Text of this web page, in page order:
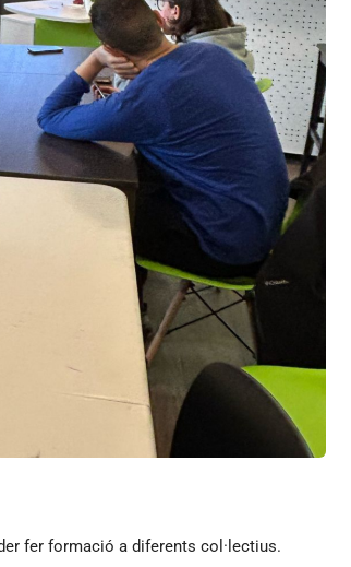
fer formació a diferents col·lectius.